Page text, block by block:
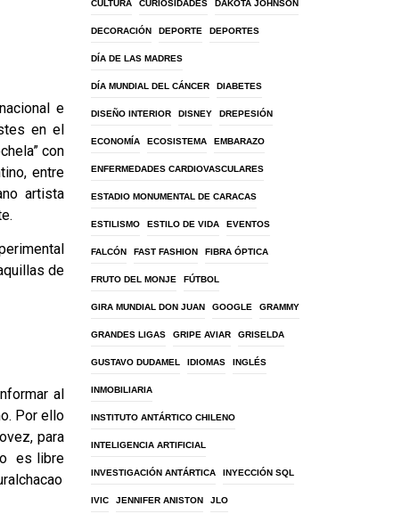
e
en el
con
entre
artista
de
al
Por ello
para
es libre
CULTURA CURIOSIDADES DAKOTA JOHNSON
DECORACIÓN DEPORTE DEPORTES
DÍA DE LAS MADRES
DÍA MUNDIAL DEL CÁNCER DIABETES
DISEÑO INTERIOR DISNEY DREPESIÓN
ECONOMÍA ECOSISTEMA EMBARAZO
ENFERMEDADES CARDIOVASCULARES
ESTADIO MONUMENTAL DE CARACAS
ESTILISMO ESTILO DE VIDA EVENTOS
FALCÓN FAST FASHION FIBRA ÓPTICA
FRUTO DEL MONJE FÚTBOL
GIRA MUNDIAL DON JUAN GOOGLE GRAMMY
GRANDES LIGAS GRIPE AVIAR GRISELDA
GUSTAVO DUDAMEL IDIOMAS INGLÉS
INMOBILIARIA
INSTITUTO ANTÁRTICO CHILENO
INTELIGENCIA ARTIFICIAL
INVESTIGACIÓN ANTÁRTICA INYECCIÓN SQL
IVIC JENNIFER ANISTON JLO